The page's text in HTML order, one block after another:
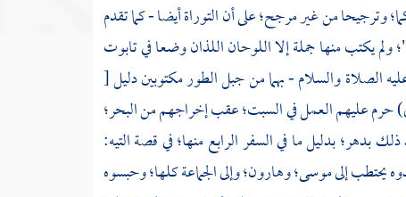
وترجيحا من غير مرجح؛ على أن التوراة أيضا - كما تقدم
ولم يكتب منها جملة إلا اللوحان اللذان وضعا في تابوت
الصلاة والسلام - بهما منجبل الطورمكتوبين دليل[
حرم عليهم العمل في السبت؛ عقب إخراجهم من البحر؛
بدهر؛ بدليل ما في السفر الرابع منها؛ في قصة التيه:
يحتطب إلىموسى؛وهارون؛وإلى الجماعة كلها؛ وحبسوه